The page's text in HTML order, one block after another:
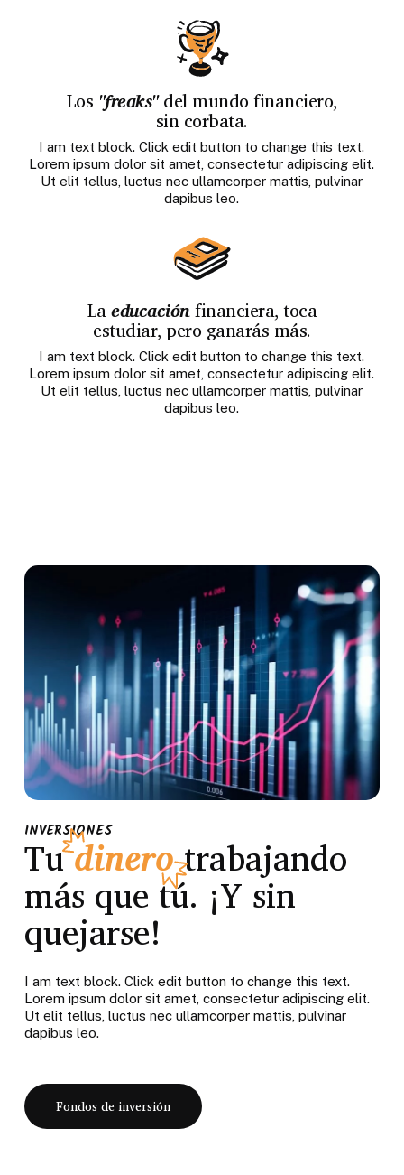
Los "freaks"del mundo financiero,
sin corbata.
I am text block. Click edit button to change this text.
Lorem ipsum dolor sit amet, consectetur adipiscing elit.
Ut elit tellus, luctus nec ullamcorper mattis, pulvinar
dapibus leo.
Laeducaciónfinanciera, toca
estudiar, pero ganarás más.
I am text block. Click edit button to change this text.
Lorem ipsum dolor sit amet, consectetur adipiscing elit.
Ut elit tellus, luctus nec ullamcorper mattis, pulvinar
dapibus leo.
INVERSIONES
Tudinerotrabajando
más que tú. ¡Y sin
quejarse!
I am text block. Click edit button to change this text.
Lorem ipsum dolor sit amet, consectetur adipiscing elit.
Ut elit tellus, luctus nec ullamcorper mattis, pulvinar
dapibus leo.
Fondos de inversión